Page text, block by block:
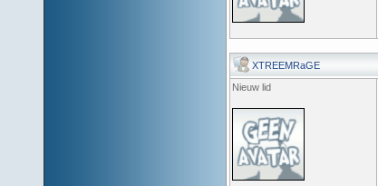
XTREEMRaGE
Nieuw lid